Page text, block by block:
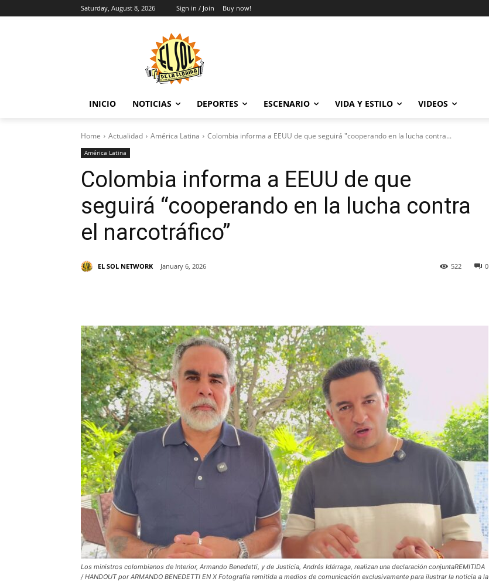
Saturday, August 8, 2026 Sign in / Join Buy now!
INICIO NOTICIAS DEPORTES ESCENARIO VIDA Y ESTILO VIDEOS
Home Actualidad América Latina Colombia informa a EEUU de que seguirá "cooperando en la lucha contra...
América Latina
Colombia informa a EEUU de que
seguirá “cooperando en la lucha contra
el narcotráfico”
EL SOL NETWORK January 6, 2026 0
522
Los ministros colombianos de Interior, Armando Benedetti, y de Justicia, Andrés Idárraga, realizan una declaración conjuntaREMITIDA
/ HANDOUT por ARMANDO BENEDETTI EN X Fotografía remitida a medios de comunicación exclusivamente para ilustrar la noticia a la